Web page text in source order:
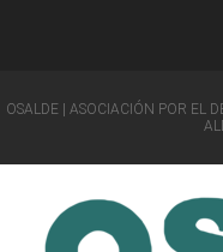
OSALDE | ASOCIACIÓN POR EL